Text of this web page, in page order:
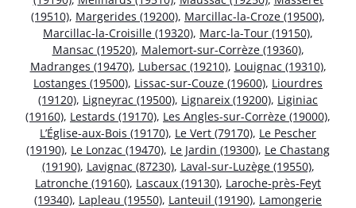
(19510), Margerides (19200), Marcillac-la-Croze (19500),
Marcillac-la-Croisille (19320), Marc-la-Tour (19150),
Mansac (19520), Malemort-sur-Corrèze (19360),
Madranges (19470), Lubersac (19210), Louignac (19310),
Lostanges (19500), Lissac-sur-Couze (19600), Liourdres
(19120), Ligneyrac (19500), Lignareix (19200), Liginiac
(19160), Lestards (19170), Les Angles-sur-Corrèze (19000),
L’Église-aux-Bois (19170), Le Vert (79170), Le Pescher
(19190), Le Lonzac (19470), Le Jardin (19300), Le Chastang
(19190), Lavignac (87230), Laval-sur-Luzège (19550),
Latronche (19160), Lascaux (19130), Laroche-près-Feyt
(19340), Lapleau (19550), Lanteuil (19190), Lamongerie